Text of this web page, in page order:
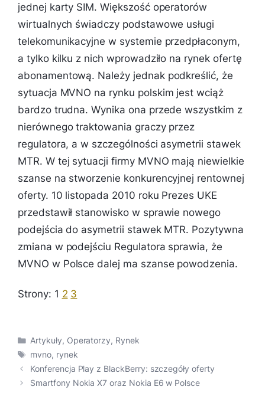
jednej karty SIM. Większość operatorów
wirtualnych świadczy podstawowe usługi
telekomunikacyjne w systemie przedpłaconym,
a tylko kilku z nich wprowadziło na rynek ofertę
abonamentową. Należy jednak podkreślić, że
sytuacja MVNO na rynku polskim jest wciąż
bardzo trudna. Wynika ona przede wszystkim z
nierównego traktowania graczy przez
regulatora, a w szczególności asymetrii stawek
MTR. W tej sytuacji firmy MVNO mają niewielkie
szanse na stworzenie konkurencyjnej rentownej
oferty. 10 listopada 2010 roku Prezes UKE
przedstawił stanowisko w sprawie nowego
podejścia do asymetrii stawek MTR. Pozytywna
zmiana w podejściu Regulatora sprawia, że
MVNO w Polsce dalej ma szanse powodzenia.
Strony: 1 2 3
Kategorie
Artykuły, Operatorzy, Rynek
Tagi
mvno, rynek
Konferencja Play z BlackBerry: szczegóły oferty
Smartfony Nokia X7 oraz Nokia E6 w Polsce